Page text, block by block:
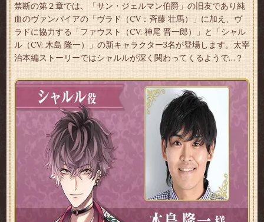
禁断の第２章では、「サン・ジェルマン伯爵」の旧友であり純
血のヴァンパイアの「ヴラド（CV：斉藤 壮馬）」に加え、ヴ
ラドに協力する「ファウスト（CV: 神尾 晋一郎）」と「シャル
ル（CV: 木島 隆一）」の新キャラクター3名が登場します。太宰
治本編ストーリーではシャルルが深く関わってくるようで…？